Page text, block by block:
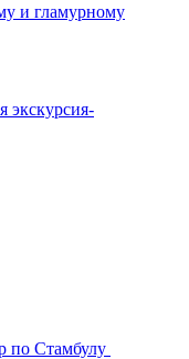
и гламурному
по Стамбулу